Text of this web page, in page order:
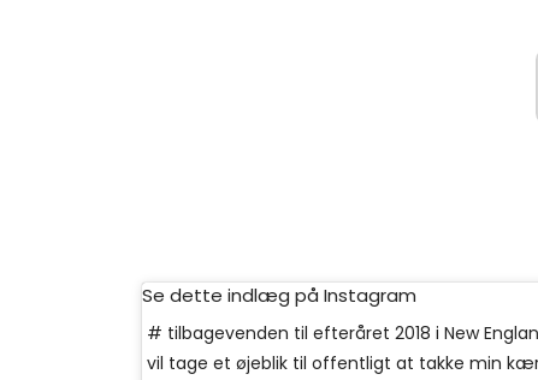
Se dette indlæg på Instagram
# tilbagevenden til efteråret 2018 i New
vil tage et øjeblik til offentligt at takke min